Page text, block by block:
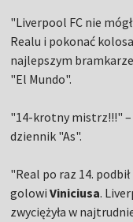
"Liverpool FC nie
Realu i pokonać
najlepszym
"El Mundo".
"14-krotny mistrz!!!" –
dziennik "As".
"Real po raz 14.
golowiViniciusa.
zwyciężyła w